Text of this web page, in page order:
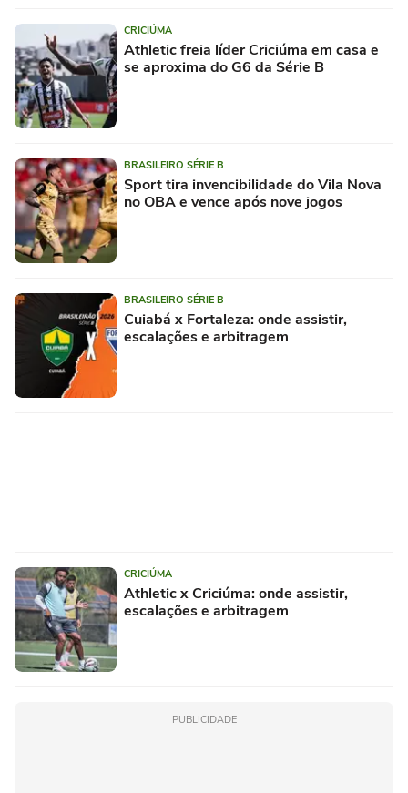
CRICIÚMA
Athletic freia líder Criciúma em casa e
se aproxima do G6 da Série B
BRASILEIRO SÉRIE B
Sport tira invencibilidade do Vila Nova
no OBA e vence após nove jogos
BRASILEIRO SÉRIE B
Cuiabá x Fortaleza: onde assistir,
escalações e arbitragem
CRICIÚMA
Athletic x Criciúma: onde assistir,
escalações e arbitragem
PUBLICIDADE